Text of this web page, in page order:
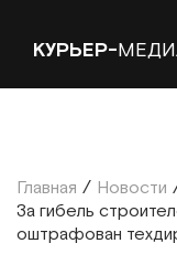
КУРЬЕР-
Главная / Новости
За гибель
оштрафован